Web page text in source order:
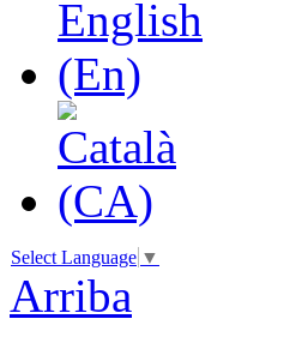
Select Language ▼
Arriba